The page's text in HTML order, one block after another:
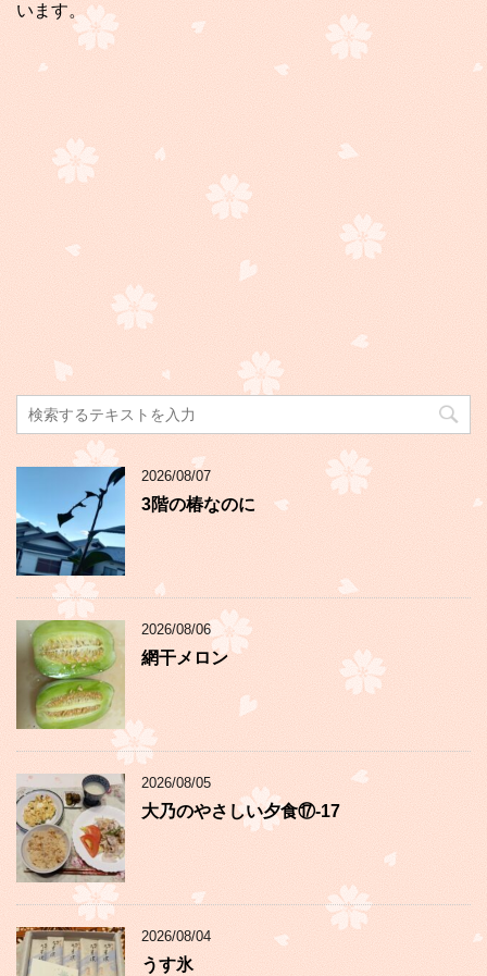
います。
2026/08/07
3階の椿なのに
2026/08/06
網干メロン
2026/08/05
大乃のやさしい夕食⑰-17
2026/08/04
うす氷